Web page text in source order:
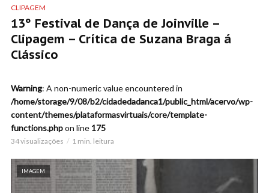
CLIPAGEM
13º Festival de Dança de Joinville –
Clipagem – Crítica de Suzana Braga á
Clássico
Warning: A non-numeric value encountered in
/home/storage/9/08/b2/cidadedadanca1/public_html/acervo/wp-
content/themes/plataformasvirtuais/core/template-
functions.phpon line 175
34 visualizações 1 min. leitura
IMAGEM